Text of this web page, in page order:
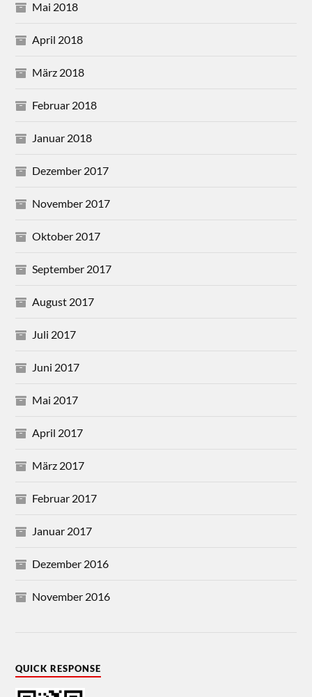
Mai 2018
April 2018
März 2018
Februar 2018
Januar 2018
Dezember 2017
November 2017
Oktober 2017
September 2017
August 2017
Juli 2017
Juni 2017
Mai 2017
April 2017
März 2017
Februar 2017
Januar 2017
Dezember 2016
November 2016
QUICK RESPONSE